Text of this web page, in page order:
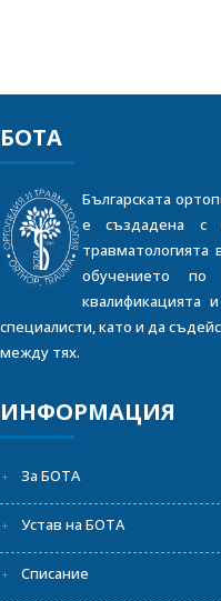
БОТА
Българската
е създадена с
травматологията
обучението по
квалификацията
специалисти, като и да
между тях.
ИНФОРМАЦИЯ
За БОТА
Устав на БОТА
Списание